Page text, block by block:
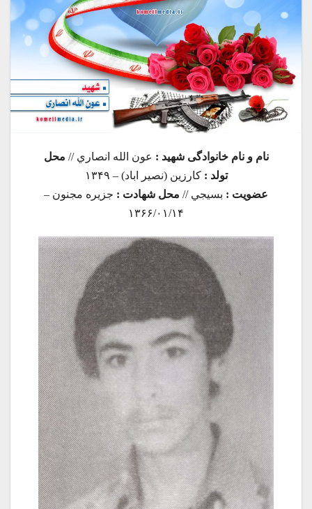
نام و نام خانوادگی شهید : عون الله انصاري // محل
تولد :كارزين (نصير اباد) – ۱۳۴۹
عضویت : بسيجي // محل شهادت : جزيره مجنون –
۱۳۶۶/۰۱/۱۴